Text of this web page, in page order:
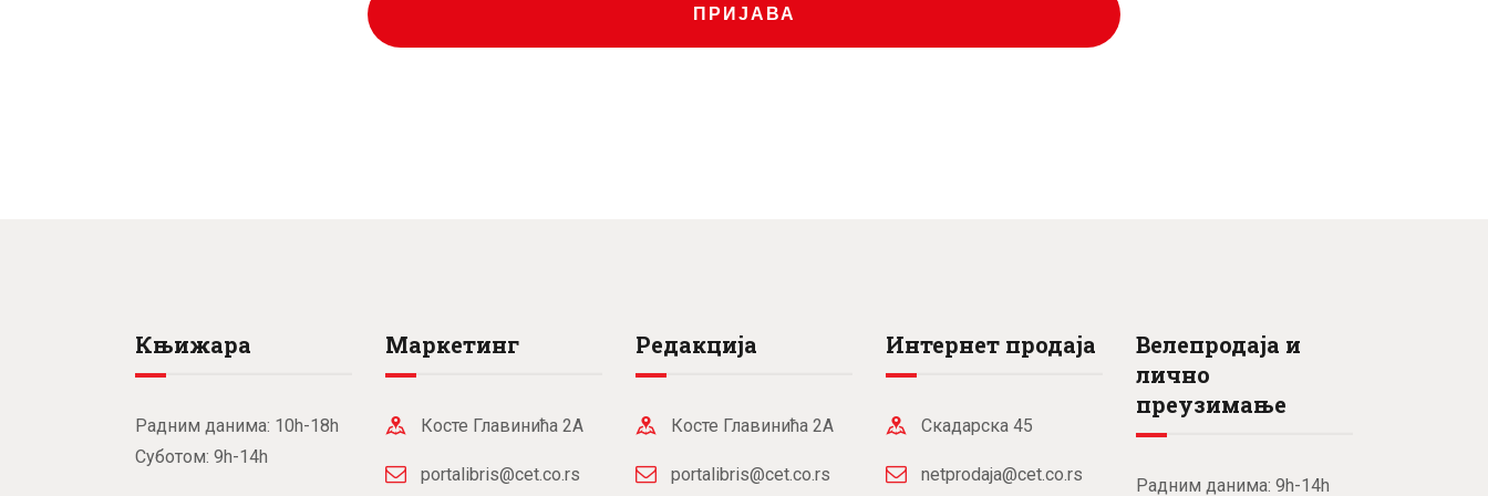
рсд.
ПРИЈАВА
Књижара
Радним данима: 10h-18h
Суботом: 9h-14h
Маркетинг
Косте Главинића 2А
portalibris@cet.co.rs
Редакција
Косте Главинића 2А
portalibris@cet.co.rs
Интернет продаја
Скадарска 45
netprodaja@cet.co.rs
Велепродаја и
лично
преузимање
Радним данима: 9h-14h